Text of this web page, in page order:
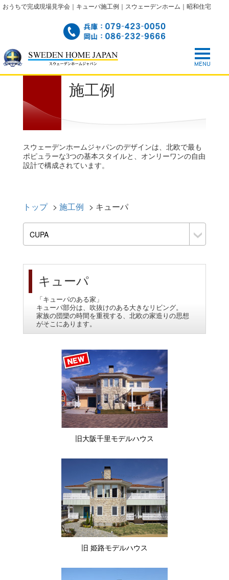
おうちで完成現場見学会｜キューパ施工例｜スウェーデンホーム｜昭和住宅
施工例
スウェーデンホームジャパンのデザインは、北欧で最も
ポピュラーな3つの基本スタイルと、オンリーワンの自由
設計で構成されています。
トップ > 施工例 > キューパ
キューパ
「キューパのある家」
キューパ部分は、吹抜けのある大きなリビング。
家族の団欒の時間を重視する、北欧の家造りの思想
がそこにあります。
旧大阪千里モデルハウス
旧 姫路モデルハウス